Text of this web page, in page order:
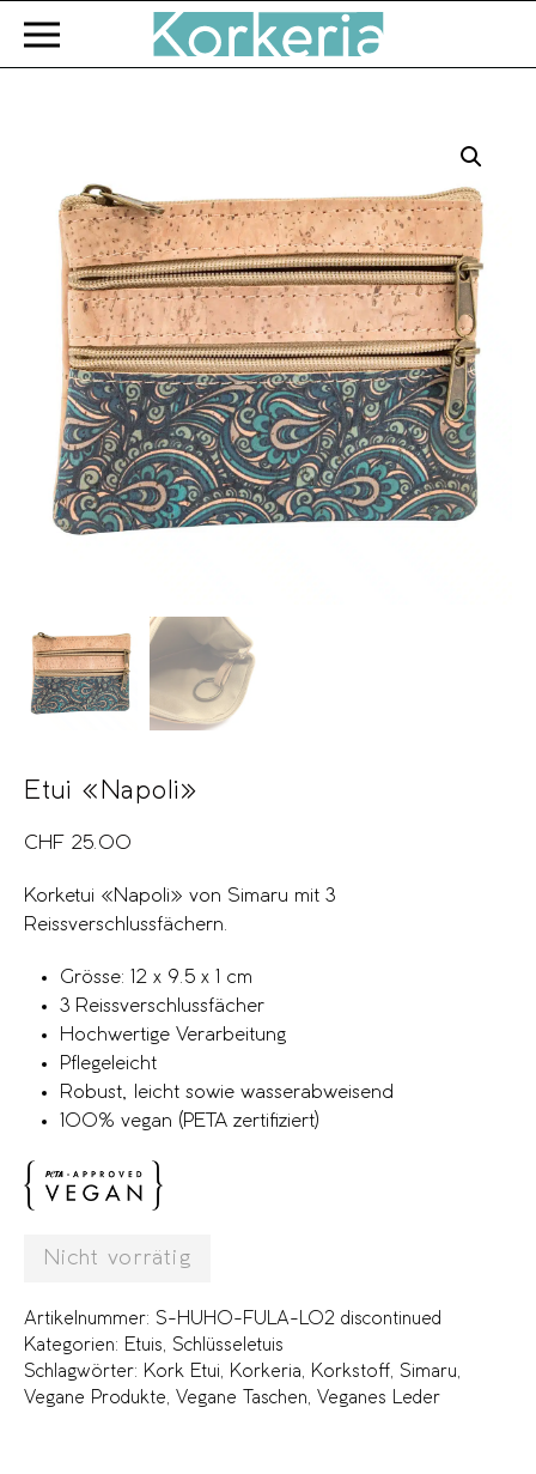
Zum Hauptinhalt springen
Etui «Napoli»
CHF 25.00
Korketui «Napoli» von Simaru mit 3
Reissverschlussfächern.
Grösse: 12 x 9.5 x 1 cm
3 Reissverschlussfächer
Hochwertige Verarbeitung
Pflegeleicht
Robust, leicht sowie wasserabweisend
100% vegan (PETA zertifiziert)
Nicht vorrätig
Artikelnummer: S-HUHO-FULA-L02 discontinued
Kategorien: Etuis, Schlüsseletuis
Schlagwörter: Kork Etui, Korkeria, Korkstoff, Simaru,
Vegane Produkte, Vegane Taschen, Veganes Leder